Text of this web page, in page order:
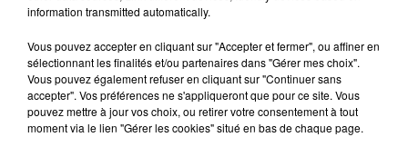
100% Radio les infos de l'Hérault
26 juin 2025 - 3 min 15 sec
LES INFOS DE L'HÉRAULT DU 26/06/2025 À
12H00
information transmitted automatically.
Vous pouvez accepter en cliquant sur "Accepter et fermer", ou affiner en
sélectionnant les finalités et/ou partenaires dans "Gérer mes choix".
Vous pouvez également refuser en cliquant sur "Continuer sans
accepter". Vos préférences ne s'appliqueront que pour ce site. Vous
pouvez mettre à jour vos choix, ou retirer votre consentement à tout
moment via le lien "Gérer les cookies" situé en bas de chaque page.